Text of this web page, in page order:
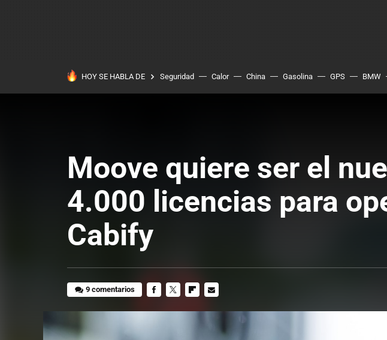
HOY SE HABLA DE Seguridad Calor China Gasolina GPS BMW
Moove quiere ser el
4.000 licencias para
Cabify
9 comentarios